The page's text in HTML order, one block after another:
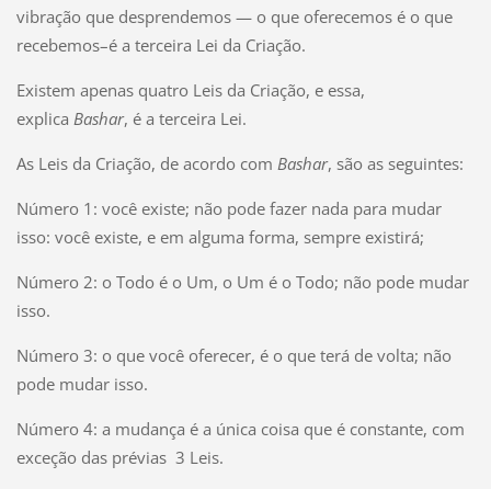
vibração que desprendemos — o que oferecemos é o que
recebemos–é a terceira Lei da Criação.
Existem apenas quatro Leis da Criação, e essa,
explica Bashar, é a terceira Lei.
As Leis da Criação, de acordo com Bashar, são as seguintes:
Número 1: você existe; não pode fazer nada para mudar
isso: você existe, e em alguma forma, sempre existirá;
Número 2: o Todo é o Um, o Um é o Todo; não pode mudar
isso.
Número 3: o que você oferecer, é o que terá de volta; não
pode mudar isso.
Número 4: a mudança é a única coisa que é constante, com
exceção das prévias 3 Leis.